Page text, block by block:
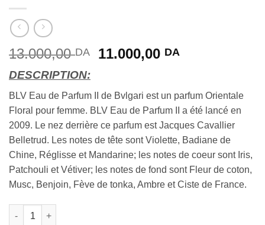
13.000,00DA
Le
était :
13.000,00 DA.
11.000,00 DALe
est :
11.000,00
DESCRIPTION:
BLV Eau de Parfum II de Bvlgari est un parfum Orientale
Floral pour femme. BLV Eau de Parfum II a été lancé en
2009. Le nez derrière ce parfum est Jacques Cavallier
Belletrud. Les notes de tête sont Violette, Badiane de
Chine, Réglisse et Mandarine; les notes de coeur sont Iris,
Patchouli et Vétiver; les notes de fond sont Fleur de coton,
Musc, Benjoin, Fève de tonka, Ambre et Ciste de France.
quantité de Bvlgari Blv pour Femme 75ml EDP